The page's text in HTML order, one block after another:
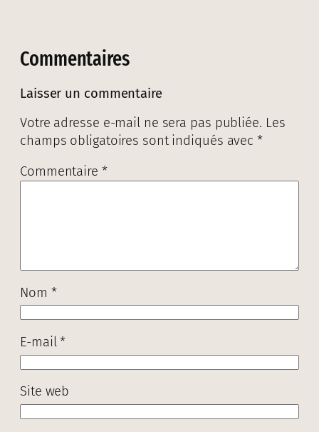
Commentaires
Laisser un commentaire
Votre adresse e-mail ne sera pas publiée. Les
champs obligatoires sont indiqués avec*
Commentaire *
Nom *
E-mail*
Site web